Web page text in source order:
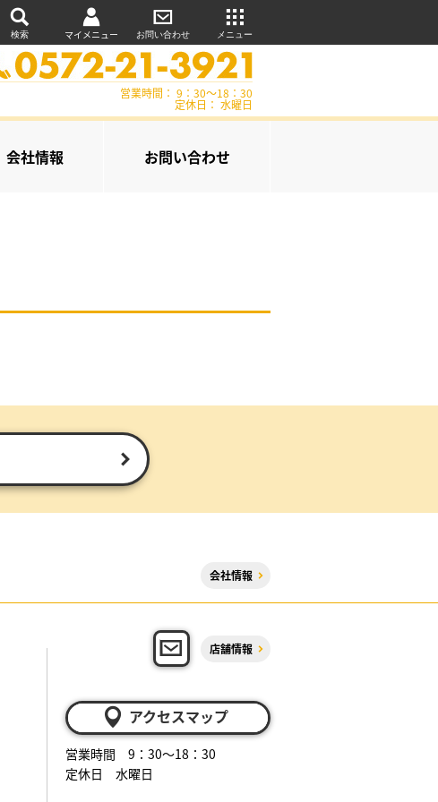
検索 マイメニュー お問い合わせ メニュー
営業時間： 9：30～18：30
定休日： 水曜日
会社情報 お問い合わせ
会社情報
店舗情報
アクセスマップ
営業時間 9：30～18：30
定休日 水曜日